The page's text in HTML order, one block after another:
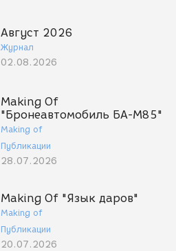
Август 2026
Журнал
02.08.2026
Making Of
"Бронеавтомобиль БА-М85"
Making of
Публикации
28.07.2026
Making Of "Язык даров"
Making of
Публикации
20.07.2026